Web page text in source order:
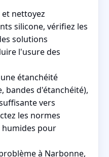
nettoyez
silicone, vérifiez les
solutions
l'usure des
étanchéité
bandes d'étanchéité),
vers
les normes
humides pour
à Narbonne,